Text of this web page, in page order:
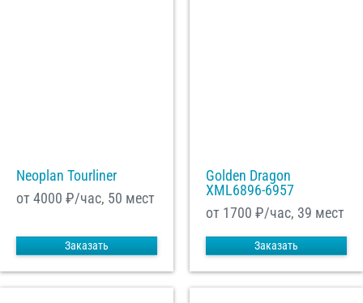
Neoplan Tourliner
от 4000 ₽/час, 50 мест
Заказать
Golden Dragon
XML6896-6957
от 1700 ₽/час, 39 мест
Заказать